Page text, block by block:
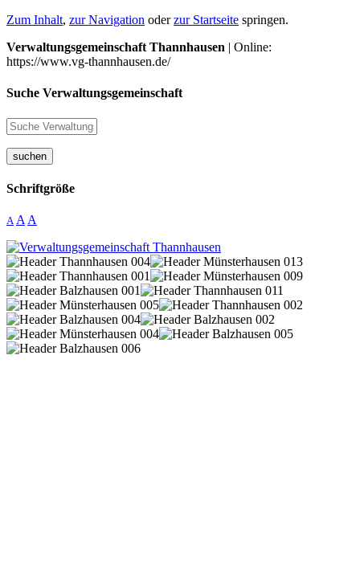
Zum Inhalt, zur Navigation oderzur Startseite springen.
Verwaltungsgemeinschaft Thannhausen | Online:
https://www.vg-thannhausen.de/
Suche Verwaltungsgemeinschaft
suchen
Schriftgröße
A A A